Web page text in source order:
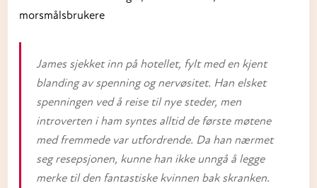
morsmålsbrukere
James sjekket inn på hotellet, fylt med en kjent
blanding av spenning og nervøsitet. Han elsket
spenningen ved å reise til nye steder, men
introverten i ham syntes alltid de første møtene
med fremmede var utfordrende. Da han nærmet
seg resepsjonen, kunne han ikke unngå å legge
merke til den fantastiske kvinnen bak skranken.